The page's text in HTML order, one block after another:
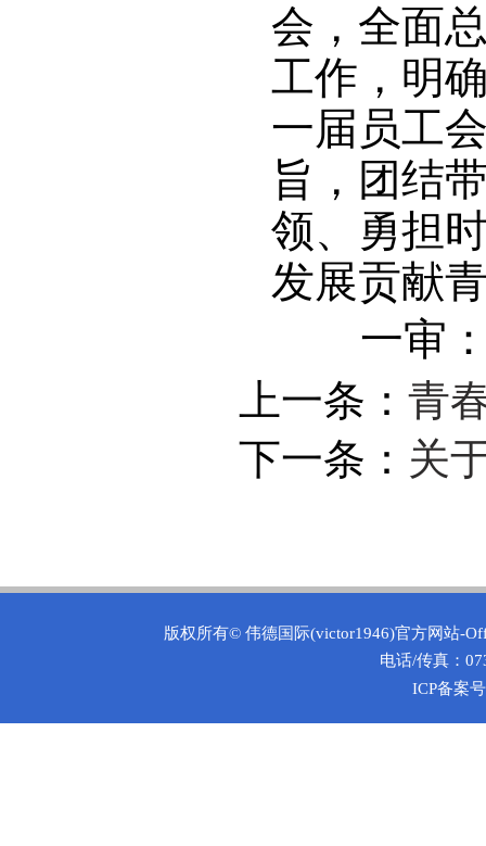
会，全面
工作，明
一届员工
旨，团结
领、勇担
发展贡献
一审
上一条： 青
下一条： 关
版权所有© 伟德国际(victor1946)官方网站-
电话/传真：
ICP备案